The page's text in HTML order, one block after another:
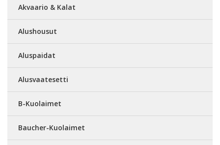
Akvaario & Kalat
Alushousut
Aluspaidat
Alusvaatesetti
B-Kuolaimet
Baucher-Kuolaimet